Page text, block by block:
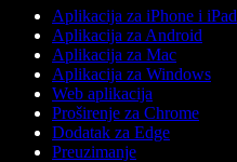
Aplikacija za iPhone i iPad
Aplikacija za Android
Aplikacija za Mac
Aplikacija za Windows
Web aplikacija
Proširenje za Chrome
Dodatak za Edge
Preuzimanje